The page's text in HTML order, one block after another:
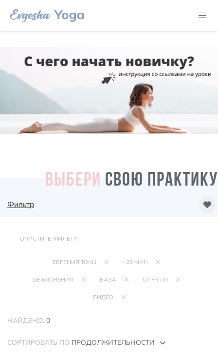
ВЫБЕРИ СВОЮ ПРАКТИКУ
Фильтр
ОЧИСТИТЬ ФИЛЬТР
ЕВГЕНИЯ ТОКЦ ~20 МИН
ОБЪЯСНЕНИЯ БАЗА ОТ НУЛЯ
ВИДЕО
НАЙДЕНО: 0
СОРТИРОВАТЬ ПО ПРОДОЛЖИТЕЛЬНОСТИ